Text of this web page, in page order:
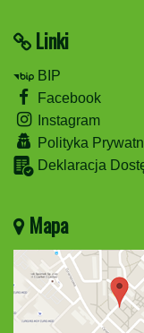
Linki
BIP
Facebook
Instagram
Polityka
Deklaracja
Mapa